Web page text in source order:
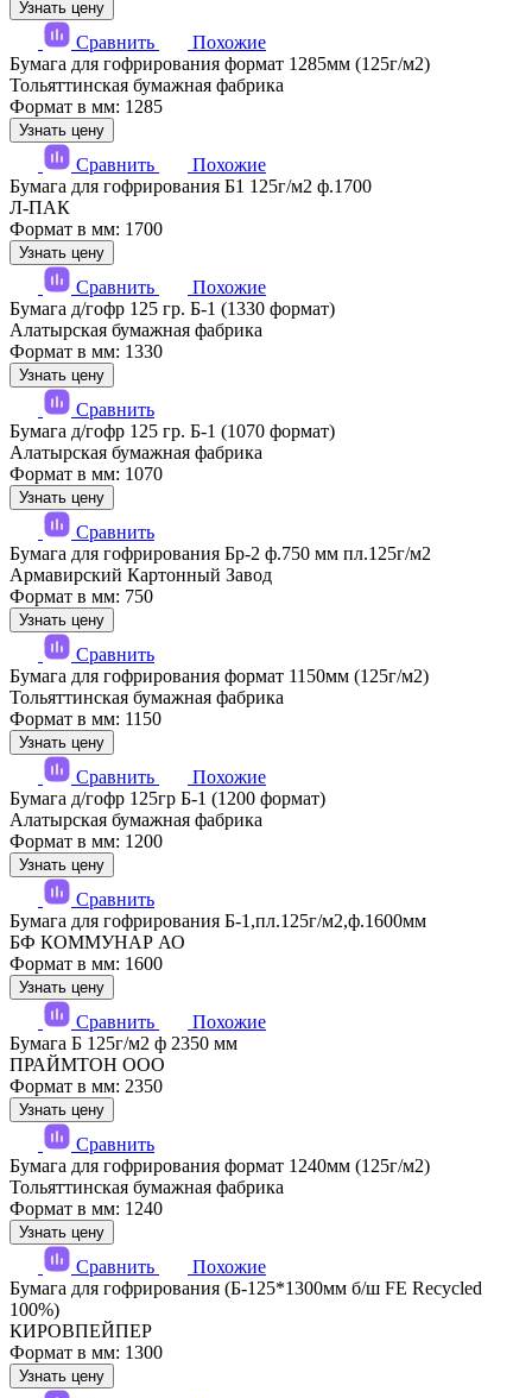
Узнать цену
Сравнить
Похожие
Бумага для гофрирования формат 1285мм (125г/м2)
Тольяттинская бумажная фабрика
Формат в мм: 1285
Узнать цену
Сравнить
Похожие
Бумага для гофрирования Б1 125г/м2 ф.1700
Л-ПАК
Формат в мм: 1700
Узнать цену
Сравнить
Похожие
Бумага д/гофр 125 гр. Б-1 (1330 формат)
Алатырская бумажная фабрика
Формат в мм: 1330
Узнать цену
Сравнить
Бумага д/гофр 125 гр. Б-1 (1070 формат)
Алатырская бумажная фабрика
Формат в мм: 1070
Узнать цену
Сравнить
Бумага для гофрирования Бр-2 ф.750 мм пл.125г/м2
Армавирский Картонный Завод
Формат в мм: 750
Узнать цену
Сравнить
Бумага для гофрирования формат 1150мм (125г/м2)
Тольяттинская бумажная фабрика
Формат в мм: 1150
Узнать цену
Сравнить
Похожие
Бумага д/гофр 125гр Б-1 (1200 формат)
Алатырская бумажная фабрика
Формат в мм: 1200
Узнать цену
Сравнить
Бумага для гофрирования Б-1,пл.125г/м2,ф.1600мм
БФ КОММУНАР АО
Формат в мм: 1600
Узнать цену
Сравнить
Похожие
Бумага Б 125г/м2 ф 2350 мм
ПРАЙМТОН ООО
Формат в мм: 2350
Узнать цену
Сравнить
Бумага для гофрирования формат 1240мм (125г/м2)
Тольяттинская бумажная фабрика
Формат в мм: 1240
Узнать цену
Сравнить
Похожие
Бумага для гофрирования (Б-125*1300мм б/ш FE Recycled
100%)
КИРОВПЕЙПЕР
Формат в мм: 1300
Узнать цену